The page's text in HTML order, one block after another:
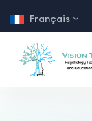
Français